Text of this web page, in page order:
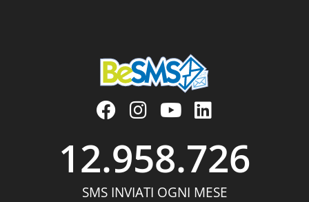
SMS INVIATI OGNI MESE
12.958.726